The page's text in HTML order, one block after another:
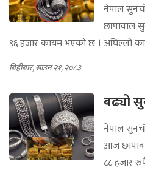
नेपाल
छापावाल
९६ हजार कायम भएको छ । अघिल्लो
बिहीबार, साउन २१, २०८३
बढ्यो
नेपाल
आज
८८ हजार